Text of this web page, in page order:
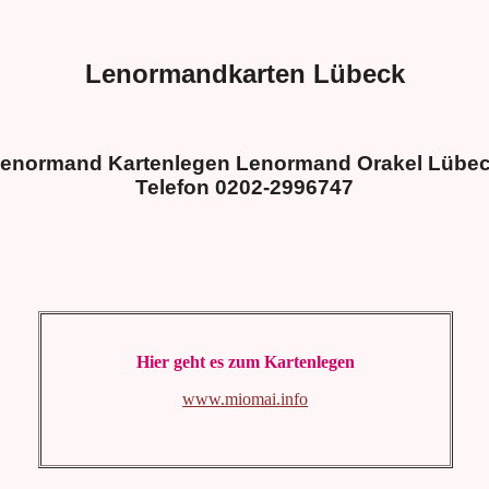
Lenormandkarten Lübeck
Kartenlegen Lenormand Orakel
Telefon 0202-2996747
Hier geht es zum Kartenlegen
www.miomai.info